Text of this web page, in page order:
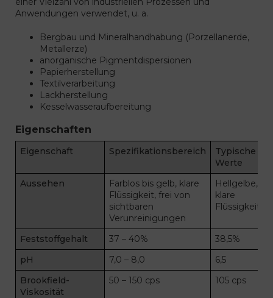
Anwendungen verwendet, u. a.
Bergbau und Mineralhandhabung (Porzellanerde,
Metallerze)
anorganische Pigmentdispersionen
Papierherstellung
Textilverarbeitung
Lackherstellung
Kesselwasseraufbereitung
Eigenschaften
Eigenschaft Spezifikationsbereich
Typische
Werte
Aussehen
Farblos bis gelb, klare
Flüssigkeit, frei von
sichtbaren
Verunreinigungen
Hellgelbe,
klare
Flüssigkeit
Feststoffgehalt 37 – 40%
38,5%
pH
7,0 – 8,0
6,5
Brookfield-
Viskosität
50 – 150 cps 105 cps